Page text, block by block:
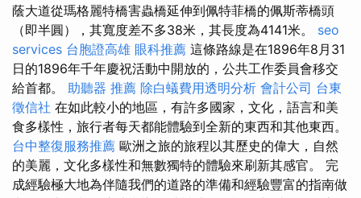
蔭大道從瑪格麗特橋害蟲橋延伸到佩特菲橋的佩斯蒂橋頭
（即半圓），其寬度差不多38米，其長度為4141米。 seo
services 台胞證高雄 眼科推薦 這條路線是在1896年8月31
日的1896年千年慶祝活動中開放的，公共工作委員會移交
給首都。 助聽器 推薦 除白蟻費用透明分析 會計公司 台東
徵信社 在如此較小的地區，有許多國家，文化，語言和美
食多樣性，旅行者每天都能體驗到全新的東西和其他東西。
台中整復服務推薦 歐洲之旅的旅程以其歷史的偉大，自然
的美麗，文化多樣性和無數獨特的體驗來刷新其感官。 完
成經驗極大地為伴隨我們的道路的準備和經驗豐富的指南做